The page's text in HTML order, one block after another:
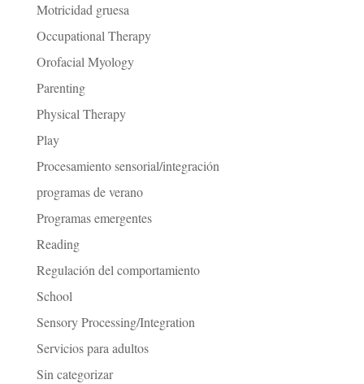
Motricidad gruesa
Occupational Therapy
Orofacial Myology
Parenting
Physical Therapy
Play
Procesamiento sensorial/integración
programas de verano
Programas emergentes
Reading
Regulación del comportamiento
School
Sensory Processing/Integration
Servicios para adultos
Sin categorizar